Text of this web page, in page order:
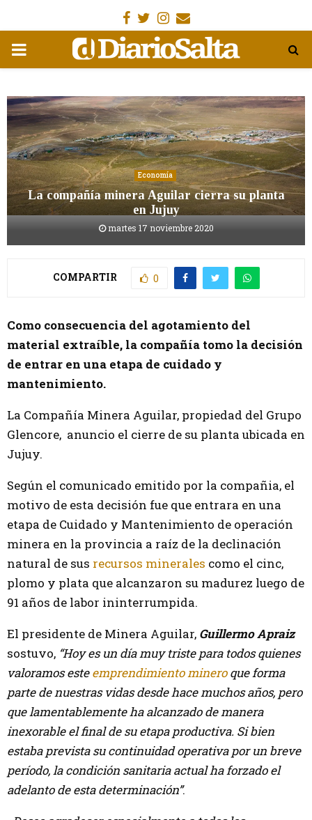
Facebook
Gorjeo
Instagram
Email
MENÚ
Economía
La compañía minera Aguilar cierra su planta
en Jujuy
martes 17 noviembre 2020
COMPARTIR 0
Como consecuencia del agotamiento del
material extraíble, la compañía tomo la decisión
de entrar en una etapa de cuidado y
mantenimiento.
La Compañía Minera Aguilar, propiedad del Grupo
Glencore, anuncio el cierre de su planta ubicada en
Jujuy.
Según el comunicado emitido por la compañia, el
motivo de esta decisión fue que entrara en una
etapa de Cuidado y Mantenimiento de operación
minera en la provincia a raíz de la declinación
natural de sus recursos minerales como el cinc,
plomo y plata que alcanzaron su madurez luego de
91 años de labor ininterrumpida.
El presidente de Minera Aguilar, Guillermo Apraiz
sostuvo, “Hoy es un día muy triste para todos quienes
valoramos esteemprendimiento mineroque forma
parte de nuestras vidas desde hace muchos años, pero
que lamentablemente ha alcanzado de manera
inexorable el final de su etapa productiva. Si bien
estaba prevista su continuidad operativa por un breve
período, la condición sanitaria actual ha forzado el
adelanto de esta determinación”.